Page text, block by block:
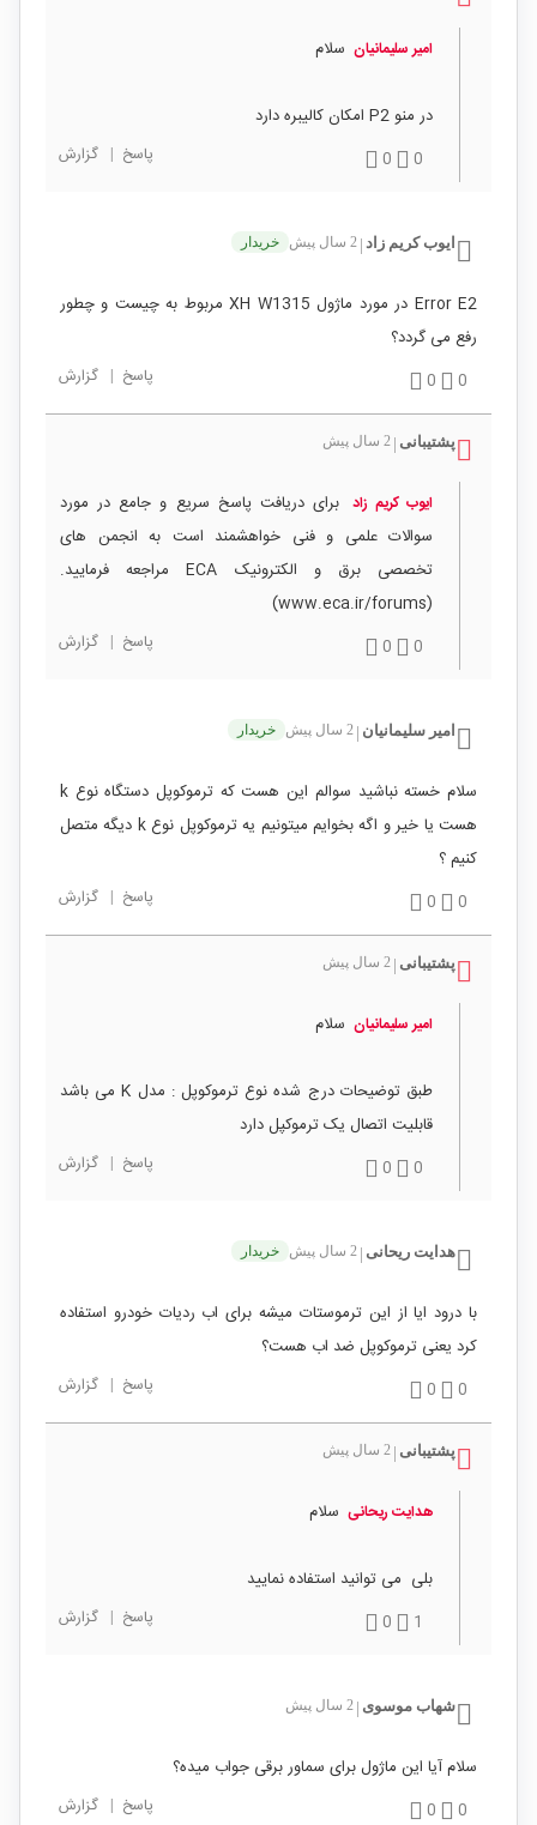
امیر سلیمانیان سلام
در منو P2 امکان کالیبره دارد
0
0 پاسخ | گزارش
ایوب کریم زاد | 2 سال پیش خریدار
Error E2 در مورد ماژول XH W1315 مربوط به چیست و چطور
رفع می گردد؟
0
0 پاسخ | گزارش
پشتیبانی | 2 سال پیش
ایوب کریم زاد برای دریافت پاسخ سریع و جامع در مورد
سوالات علمی و فنی خواهشمند است به انجمن های
تخصصی برق و الکترونیک ECA مراجعه فرمایید.
(www.eca.ir/forums)
0
0 پاسخ | گزارش
امیر سلیمانیان | 2 سال پیش خریدار
سلام خسته نباشید سوالم این هست که ترموکوپل دستگاه نوع k
هست یا خیر و اگه بخوایم میتونیم یه ترموکوپل نوع k دیگه متصل
کنیم ؟
0
0 پاسخ | گزارش
پشتیبانی | 2 سال پیش
امیر سلیمانیان سلام
طبق توضیحات درج شده نوع ترموکوپل : مدل K می باشد
قابلیت اتصال یک ترموکپل دارد
0
0 پاسخ | گزارش
هدایت ريحانی | 2 سال پیش خریدار
با درود ایا از این ترموستات میشه برای اب ردیات خودرو استفاده
کرد یعنی ترموکوپل ضد اب هست؟
0
0 پاسخ | گزارش
پشتیبانی | 2 سال پیش
هدایت ريحانی سلام
بلی می توانید استفاده نمایید
1
0 پاسخ | گزارش
شهاب موسوی | 2 سال پیش
سلام آیا این ماژول برای سماور برقی جواب میده؟
0
0 پاسخ | گزارش